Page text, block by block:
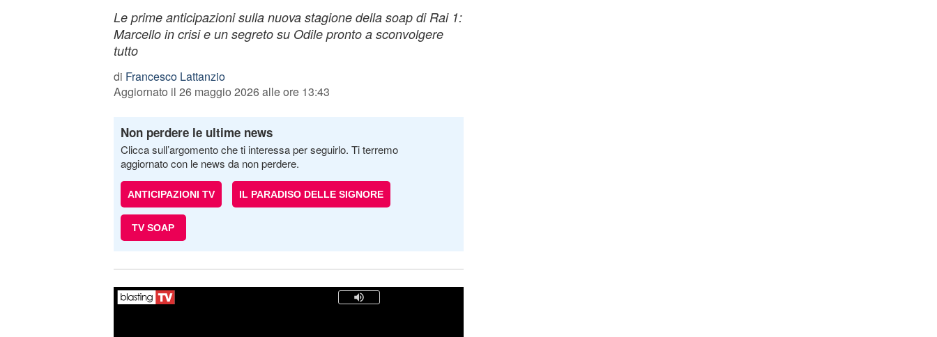
Le prime anticipazioni sulla nuova stagione della soap di Rai 1:
Marcello in crisi e un segreto su Odile pronto a sconvolgere
tutto
di Francesco Lattanzio
Aggiornato il 26 maggio 2026 alle ore 13:43
Non perdere le ultime news
Clicca sull’argomento che ti interessa per seguirlo. Ti terremo
aggiornato con le news da non perdere.
ANTICIPAZIONI TV IL PARADISO DELLE SIGNORE
TV SOAP